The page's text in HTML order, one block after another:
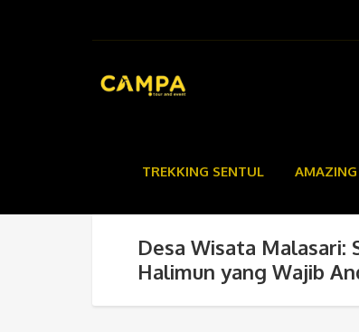
TREKKING SENTUL AMAZING
Desa Wisata Malasari:
Halimun yang Wajib